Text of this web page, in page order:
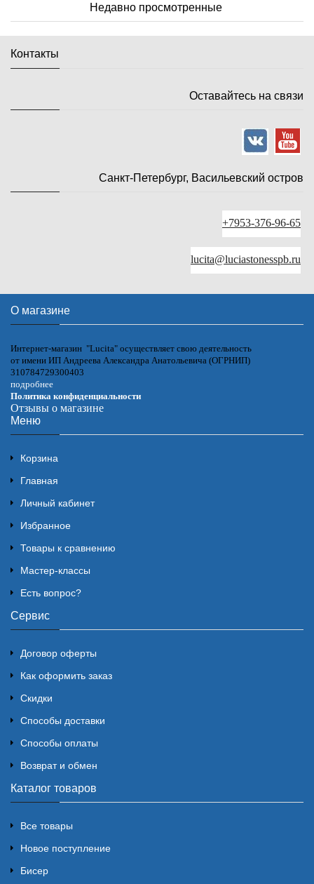
Недавно просмотренные
Контакты
Оставайтесь на связи
Санкт-Петербург, Васильевский остров
+7953-376-96-65
lucita@luciastonesspb.ru
О магазине
Интернет-магазин "Lucita" осуществляет свою деятельность
от имени ИП Андреева Александра Анатольевича (ОГРНИП)
310784729300403
подробнее
Политика конфиденциальности
Отзывы о магазине
Меню
Корзина
Главная
Личный кабинет
Избранное
Товары к сравнению
Мастер-классы
Есть вопрос?
Сервис
Договор оферты
Как оформить заказ
Скидки
Способы доставки
Способы оплаты
Возврат и обмен
Каталог товаров
Все товары
Новое поступление
Бисер